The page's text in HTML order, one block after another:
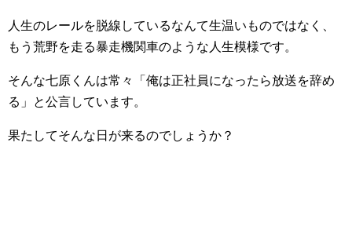
人生のレールを脱線しているなんて生温いものではなく、
もう荒野を走る暴走機関車のような人生模様です。
そんな七原くんは常々「俺は正社員になったら放送を辞め
る」と公言しています。
果たしてそんな日が来るのでしょうか？